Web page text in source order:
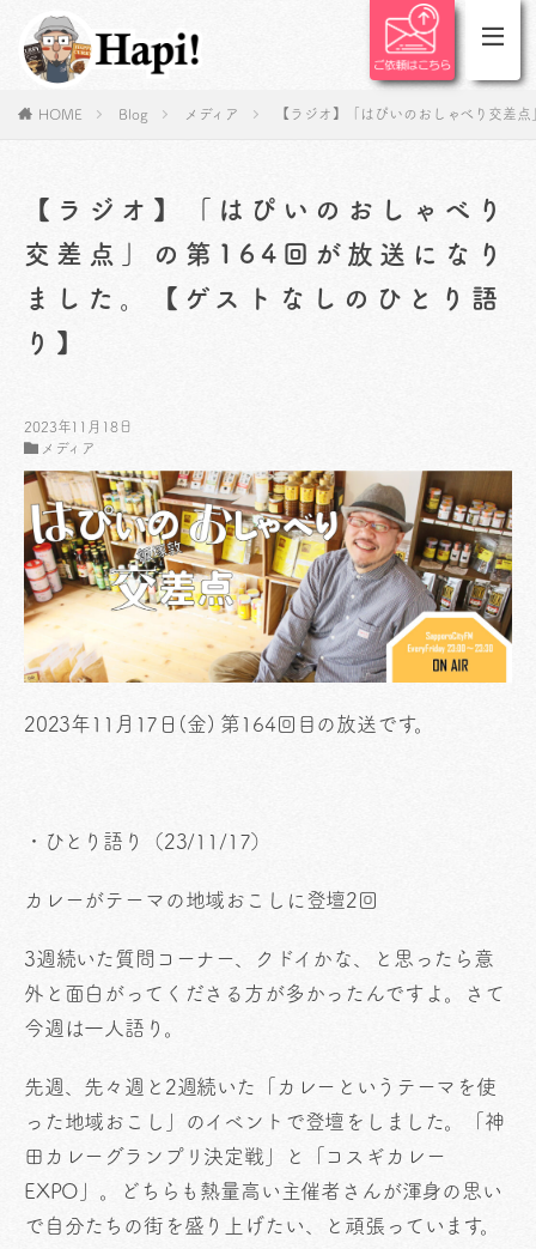
HOME Blog メディア 【ラジオ】「はぴいのおしゃべり交差
【ラジオ】「はぴいのおしゃべり
交差点」の第164回が放送になり
ました。【ゲストなしのひとり語
り】
2023年11月18日
メディア
2023年11 月17日(金) 第164回目の放送です。
・ひとり語り（23/11/17）
カレーがテーマの地域おこしに登壇2回
3週続いた質問コーナー、クドイかな、と思ったら意
外と面白がってくださる方が多かったんですよ。さて
今週は一人語り。
先週、先々週と2週続いた「カレーというテーマを使
った地域おこし」のイベントで登壇をしました。「神
田カレーグランプリ決定戦」と「コスギカレー
EXPO」。どちらも熱量高い主催者さんが渾身の思い
で自分たちの街を盛り上げたい、と頑張っています。